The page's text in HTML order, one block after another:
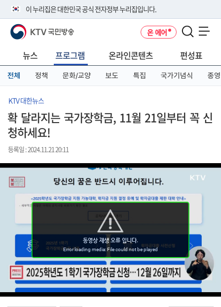
이 누리집은 대한민국 공식 전자정부 누리집입니다.
공식 누리집 주소 확인하기
니다.
이밖에 or.kr 또는 .kr등 다른 도메인 주소를 사용하고 있다면 아래 URL에
서 도메인 주소를 확인해 보세요
KTV 국민방송 온 에어
뉴스 프로그램 온라인콘텐츠 편성표
전체 정책 문화/교양 보도 특집 국가기념식 종영
KTV 대한뉴스
확 달라지는 국가장학금, 11월 21일부터 꼭 신
청하세요!
등록일 : 2024.11.21 20:11